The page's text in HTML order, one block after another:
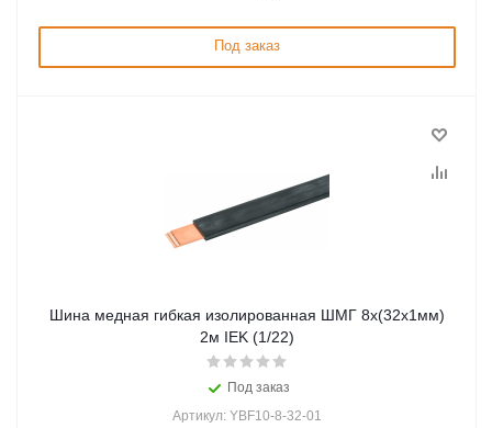
Под заказ
Шина медная гибкая изолированная ШМГ 8х(32х1мм)
2м IEK (1/22)
Под заказ
Артикул: YBF10-8-32-01